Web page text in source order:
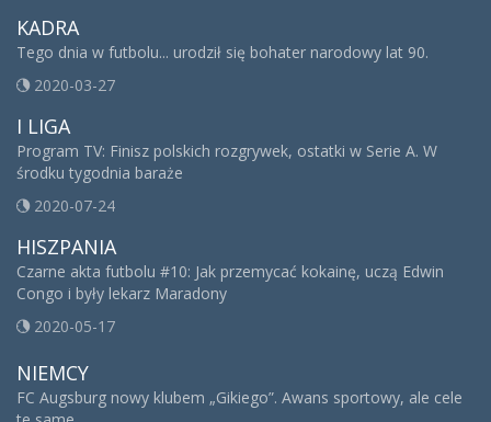
KADRA
Tego dnia w futbolu... urodził się bohater narodowy lat 90.
2020-03-27
I LIGA
Program TV: Finisz polskich rozgrywek, ostatki w Serie A. W
środku tygodnia baraże
2020-07-24
HISZPANIA
Czarne akta futbolu #10: Jak przemycać kokainę, uczą Edwin
Congo i były lekarz Maradony
2020-05-17
NIEMCY
FC Augsburg nowy klubem „Gikiego”. Awans sportowy, ale cele